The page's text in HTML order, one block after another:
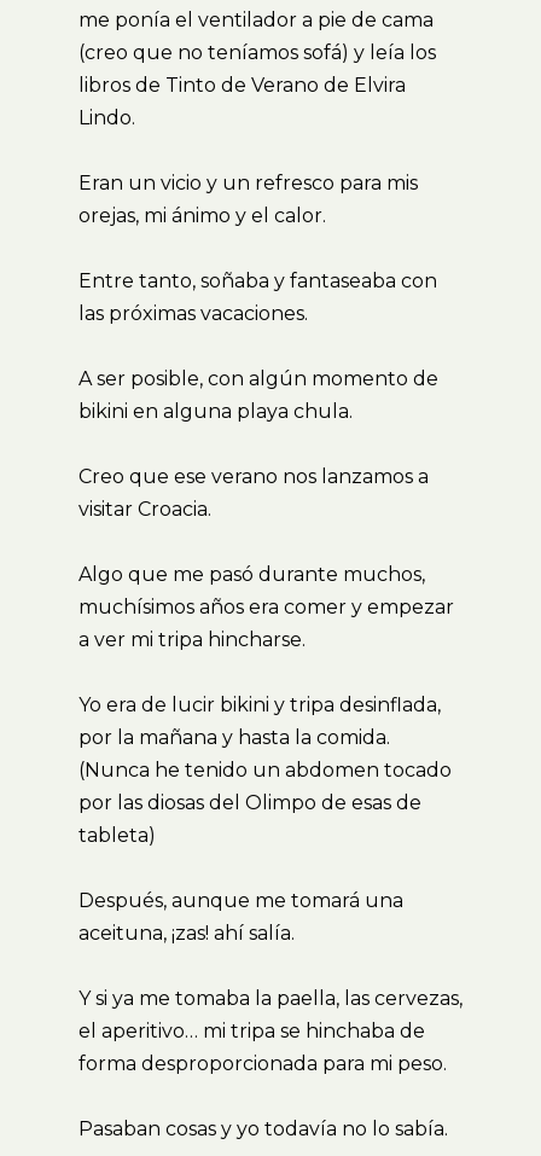
me ponía el ventilador a pie de cama
(creo que no teníamos sofá) y leía los
libros de Tinto de Verano de Elvira
Lindo.
Eran un vicio y un refresco para mis
orejas, mi ánimo y el calor.
Entre tanto, soñaba y fantaseaba con
las próximas vacaciones.
A ser posible, con algún momento de
bikini en alguna playa chula.
Creo que ese verano nos lanzamos a
visitar Croacia.
Algo que me pasó durante muchos,
muchísimos años era comer y empezar
a ver mi tripa hincharse.
Yo era de lucir bikini y tripa desinflada,
por la mañana y hasta la comida.
(Nunca he tenido un abdomen tocado
por las diosas del Olimpo de esas de
tableta)
Después, aunque me tomará una
aceituna, ¡zas! ahí salía.
Y si ya me tomaba la paella, las cervezas,
el aperitivo… mi tripa se hinchaba de
forma desproporcionada para mi peso.
Pasaban cosas y yo todavía no lo sabía.